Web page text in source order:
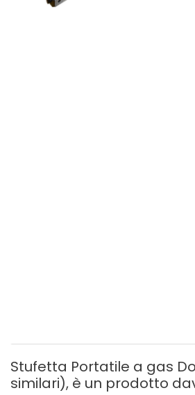
Stufetta Portatile a gas
similari), è un prodotto